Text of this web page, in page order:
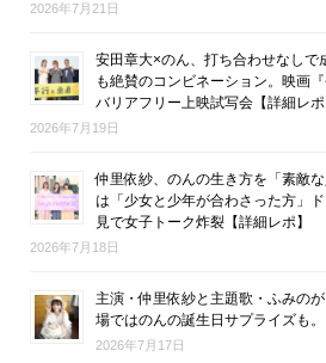
2026年7月21日
安田章大×のん、打ち合わせなしで
も絶賛のコンビネーション。映画
バリアフリー上映試写会【詳細レポ
2026年7月19日
仲里依紗、のんの生き方を「素敵
は「少女と少年が合わさった方」
見で女子トーク炸裂【詳細レポ】
2026年7月18日
主演・仲里依紗と主題歌・ふみの
場ではのんの誕生日サプライズも
2026年7月17日